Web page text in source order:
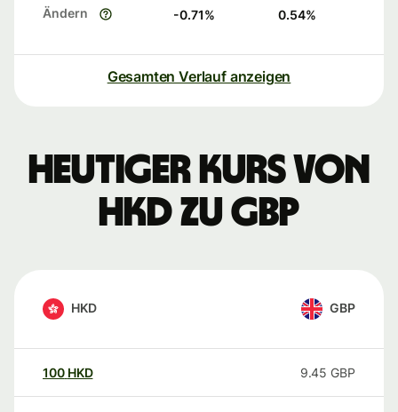
Ändern -0.71% 0.54%
Gesamten Verlauf anzeigen
Heutiger Kurs von
HKD zu GBP
HKD GBP
100 HKD 9.45 GBP